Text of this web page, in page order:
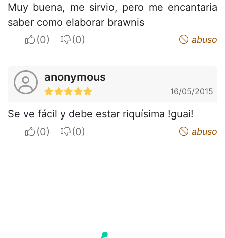
Muy buena, me sirvio, pero me encantaria
saber como elaborar brawnis
I apreciateI do not appreciate abuso
anonymous
16/05/2015
Se ve fácil y debe estar riquísima !guai!
I apreciateI do not appreciate abuso